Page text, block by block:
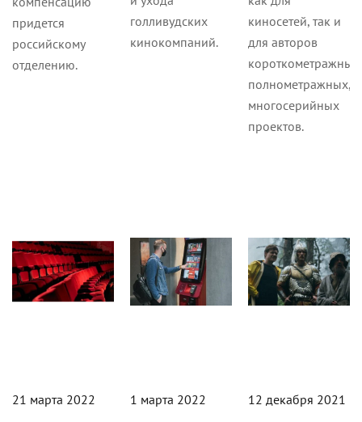
придется
российскому
отделению.
голливудских
кинокомпаний.
киносетей, так и
для авторов
короткометражных,
полнометражных,
многосерийных
проектов.
21 марта 2022 1 марта 2022 12 декабря 2021